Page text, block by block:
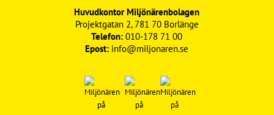
Huvudkontor Miljönärenbolagen
Projektgatan 2, 781 70 Borlänge
Telefon: 010-178 71 00
Epost: info@miljonaren.se